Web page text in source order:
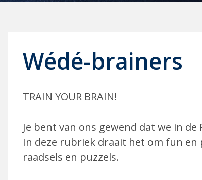
Wédé-brainers
TRAIN YOUR BRAIN!
Je bent van ons gewend dat we in
In deze rubriek draait het om fun
raadsels en puzzels.